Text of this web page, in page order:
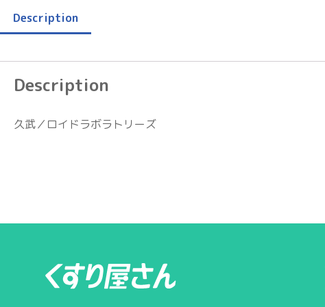
Description
Description
久武／ロイドラボラトリーズ